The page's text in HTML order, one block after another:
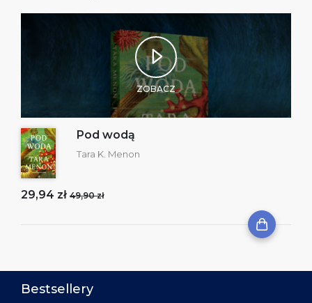
ZOBACZ
Pod wodą
Tara K. Menon
29,94 zł 49,90 zł
Bestsellery